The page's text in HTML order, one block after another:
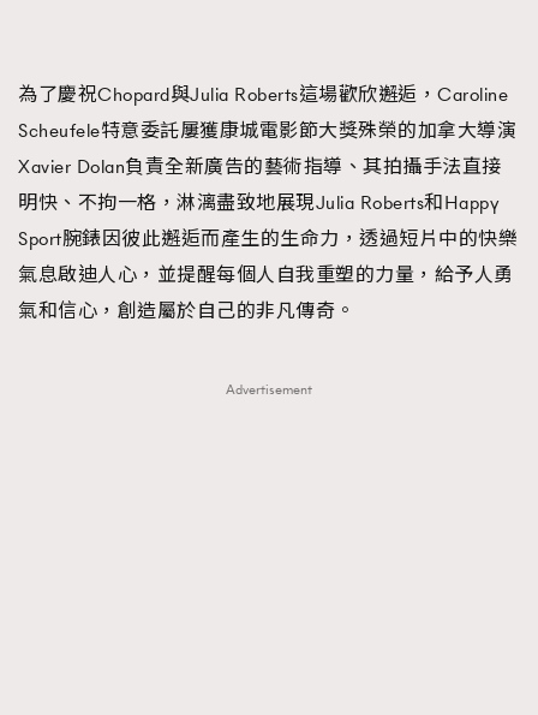
為了慶祝Chopard與Julia Roberts這場歡欣邂逅，Caroline
Scheufele特意委託屢獲康城電影節大獎殊榮的加拿大導演
Xavier Dolan負責全新廣告的藝術指導、其拍攝手法直接
明快、不拘一格，淋漓盡致地展現Julia Roberts和Happy
Sport腕錶因彼此邂逅而產生的生命力，透過短片中的快樂
氣息啟迪人心，並提醒每個人自我重塑的力量，給予人勇
氣和信心，創造屬於自己的非凡傳奇。
Advertisement